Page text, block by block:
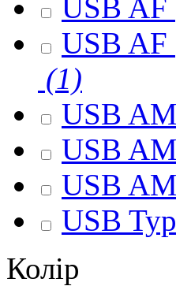
USB
USB
(1)
USB
USB
USB
USB
Колір